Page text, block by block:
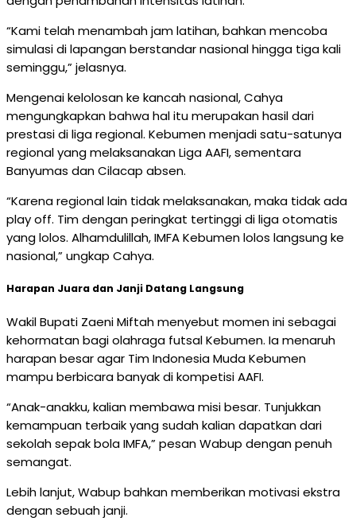
“Kami telah menambah jam latihan, bahkan mencoba
simulasi di lapangan berstandar nasional hingga tiga kali
seminggu,” jelasnya.
Mengenai kelolosan ke kancah nasional, Cahya
mengungkapkan bahwa hal itu merupakan hasil dari
prestasi di liga regional. Kebumen menjadi satu-satunya
regional yang melaksanakan Liga AAFI, sementara
Banyumas dan Cilacap absen.
“Karena regional lain tidak melaksanakan, maka tidak ada
play off. Tim dengan peringkat tertinggi di liga otomatis
yang lolos. Alhamdulillah, IMFA Kebumen lolos langsung ke
nasional,” ungkap Cahya.
Harapan Juara dan Janji Datang Langsung
Wakil Bupati Zaeni Miftah menyebut momen ini sebagai
kehormatan bagi olahraga futsal Kebumen. Ia menaruh
harapan besar agar Tim Indonesia Muda Kebumen
mampu berbicara banyak di kompetisi AAFI.
“Anak-anakku, kalian membawa misi besar. Tunjukkan
kemampuan terbaik yang sudah kalian dapatkan dari
sekolah sepak bola IMFA,” pesan Wabup dengan penuh
semangat.
Lebih lanjut, Wabup bahkan memberikan motivasi ekstra
dengan sebuah janji.